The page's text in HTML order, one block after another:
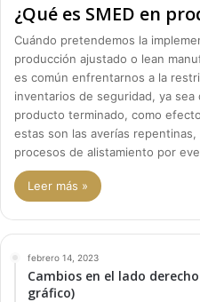
¿Qué es SMED en
Cuándo pretendemos la
producción ajustado o lean
es común enfrentarnos a la
inventarios de seguridad, ya
producto terminado, como
estas son las averías
procesos de alistamiento por
Leer más »
febrero 14, 2023
Cambios en el lado
gráfico)